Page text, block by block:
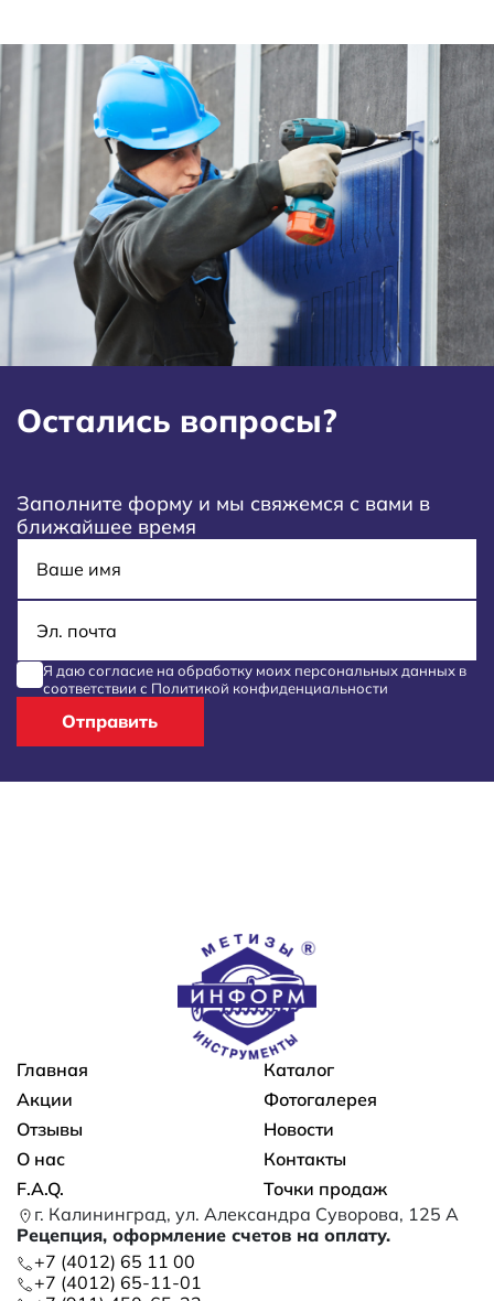
Остались вопросы?
Заполните форму и мы свяжемся с вами в
ближайшее время
Я даю согласие на обработку моих персональных данных в
соответствии с Политикой конфиденциальности
Отправить
Основная навигация
Главная
Каталог
Акции
Фотогалерея
Отзывы
Новости
О нас
Контакты
F.A.Q.
Точки продаж
г. Калининград, ул. Александра Суворова, 125 А
Рецепция, оформление счетов на оплату.
+7 (4012) 65 11 00
+7 (4012) 65-11-01